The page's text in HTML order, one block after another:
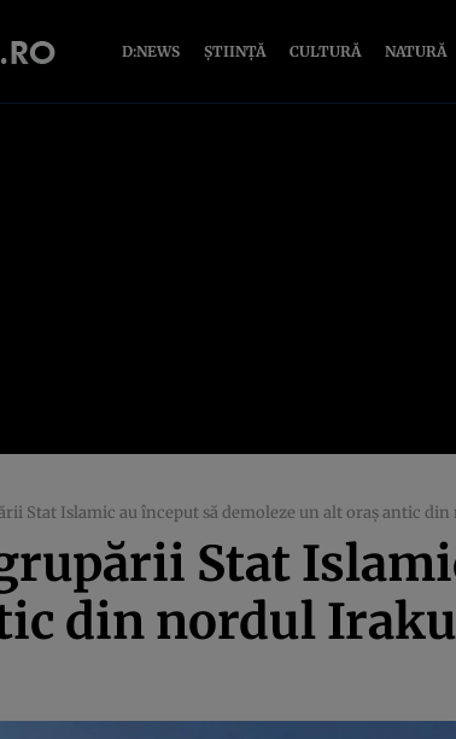
D:NEWS ȘTIINȚĂ CULTURĂ NATURĂ
Stat Islamic au început să demoleze un alt oraş antic din
Stat
din nordul